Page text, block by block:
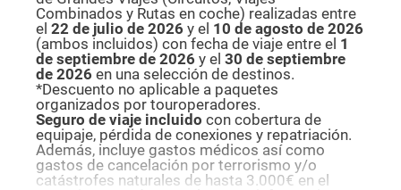
Combinados y Rutas en coche) realizadas entre
el 22 de julio de 2026 y el 10 de agosto de 2026
(ambos incluidos) con fecha de viaje entre el 1
de septiembre de 2026 y el 30 de septiembre
de 2026 en una selección de destinos.
*Descuento no aplicable a paquetes
organizados por touroperadores.
Seguro de viaje incluido con cobertura de
equipaje, pérdida de conexiones y repatriación.
Además, incluye gastos médicos así como
gastos de cancelación por terrorismo y/o
catástrofes naturales de hasta 3.000€ en el